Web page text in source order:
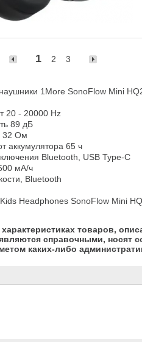
1 2 3
1More SonoFlow Mini
20 - 20000 Hz
89 дБ
32 Ом
аккумулятора 65 ч
Bluetooth, USB Type-C
мА/ч
Bluetooth
Headphones SonoFlow Mini
товаров,
справочными, носят
каких-либо